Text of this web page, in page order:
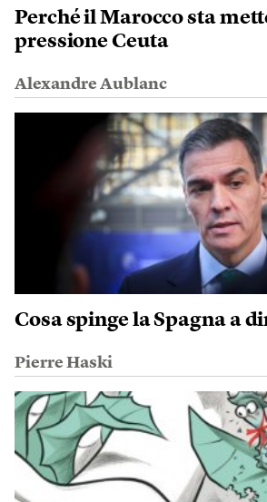
Perché il Marocco sta
pressione Ceuta
Alexandre Aublanc
Cosa spinge la Spagna a
Pierre Haski